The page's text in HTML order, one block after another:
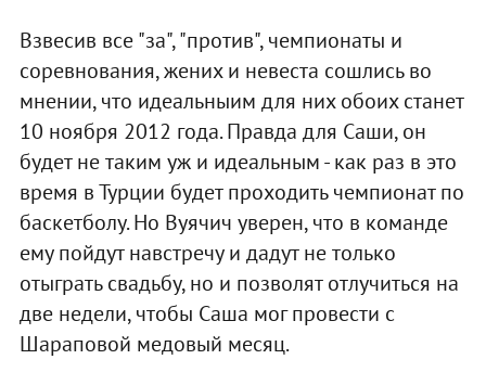
Взвесив все "за", "против", чемпионаты и
соревнования, жених и невеста сошлись во
мнении, что идеальныим для них обоих станет
10 ноября 2012 года. Правда для Саши, он
будет не таким уж и идеальным - как раз в это
время в Турции будет проходить чемпионат по
баскетболу. Но Вуячич уверен, что в команде
ему пойдут навстречу и дадут не только
отыграть свадьбу, но и позволят отлучиться на
две недели, чтобы Саша мог провести с
Шараповой медовый месяц.